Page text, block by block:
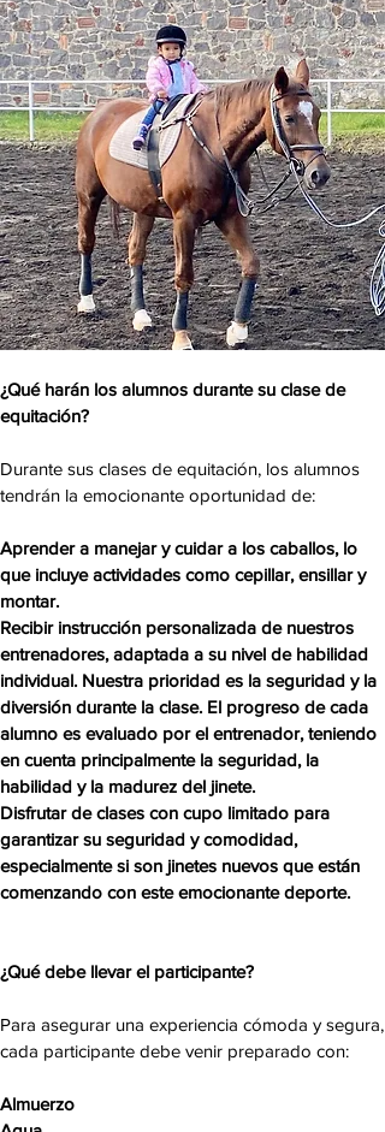
¿Qué harán los alumnos durante su clase de
equitación?
Durante sus clases de equitación, los alumnos
tendrán la emocionante oportunidad de:
Aprender a manejar y cuidar a los caballos, lo
que incluye actividades como cepillar, ensillar y
montar.
Recibir instrucción personalizada de nuestros
entrenadores, adaptada a su nivel de habilidad
individual. Nuestra prioridad es la seguridad y la
diversión durante la clase. El progreso de cada
alumno es evaluado por el entrenador, teniendo
en cuenta principalmente la seguridad, la
habilidad y la madurez del jinete.
Disfrutar de clases con cupo limitado para
garantizar su seguridad y comodidad,
especialmente si son jinetes nuevos que están
comenzando con este emocionante deporte.
¿Qué debe llevar el participante?
Para asegurar una experiencia cómoda y segura,
cada participante debe venir preparado con:
Almuerzo